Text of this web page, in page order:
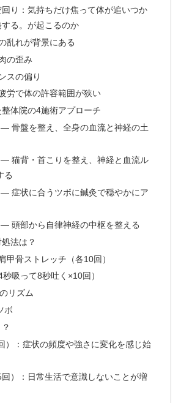
り：気持ちだけ焦って体が追いつか
る。が起こるのか
乱れが背景にある
の歪み
スの偏り
労で体の許容範囲が狭い
体院の4施術アプローチ
骨盤を整え、全身の血流と神経の土
猫背・首こりを整え、神経と血流ル
る
症状に合うツボに鍼灸で穏やかにア
頭部から自律神経の中枢を整える
法は？
骨ストレッチ（各10回）
吸って8秒吐く×10回）
リズム
ボ
）：症状の頻度や強さに変化を感じ始
）：日常生活で意識しないことが増